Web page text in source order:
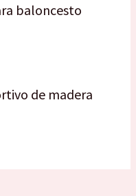
baloncesto
de madera